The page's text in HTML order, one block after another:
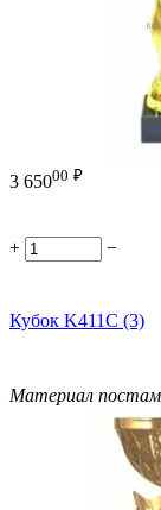
3 65000 ₽
+ −
Кубок K411C (3)
Материал